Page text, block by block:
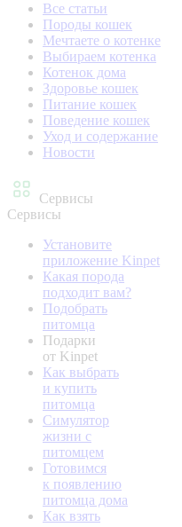
Все статьи
Породы кошек
Мечтаете о котенке
Выбираем котенка
Котенок дома
Здоровье кошек
Питание кошек
Поведение кошек
Уход и содержание
Новости
Сервисы
Сервисы
Установите
приложение Kinpet
Какая порода
подходит вам?
Подобрать
питомца
Подарки
от Kinpet
Как выбрать
и купить
питомца
Симулятор
жизни с
питомцем
Готовимся
к появлению
питомца дома
Как взять